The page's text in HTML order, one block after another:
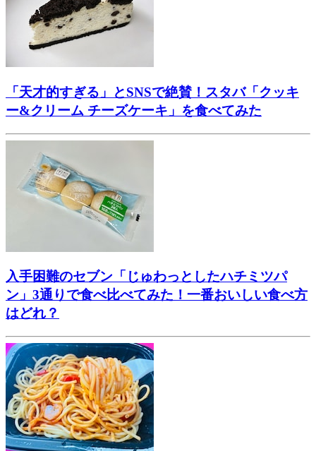
「天才的すぎる」とSNSで絶賛！スタバ「クッキ
ー&クリーム チーズケーキ」を食べてみた
入手困難のセブン「じゅわっとしたハチミツパ
ン」3通りで食べ比べてみた！一番おいしい食べ方
はどれ？